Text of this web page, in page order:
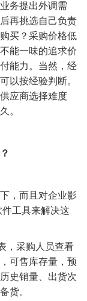
务提出外调需
再挑选自己负责
买？采购价格低
能一味的追求价
能力。当然，经
以按经验判断。
应商选择难度
。
，而且对企业影
工具来解决这
，采购人员查看
可售库存量，预
史销量、出货次
货。